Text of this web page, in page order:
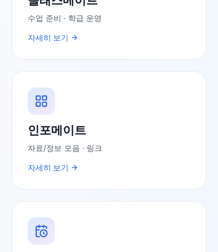
수업 준비 · 학급 운영
자세히 보기
인포메이트
자료/정보 모음 · 링크
자세히 보기